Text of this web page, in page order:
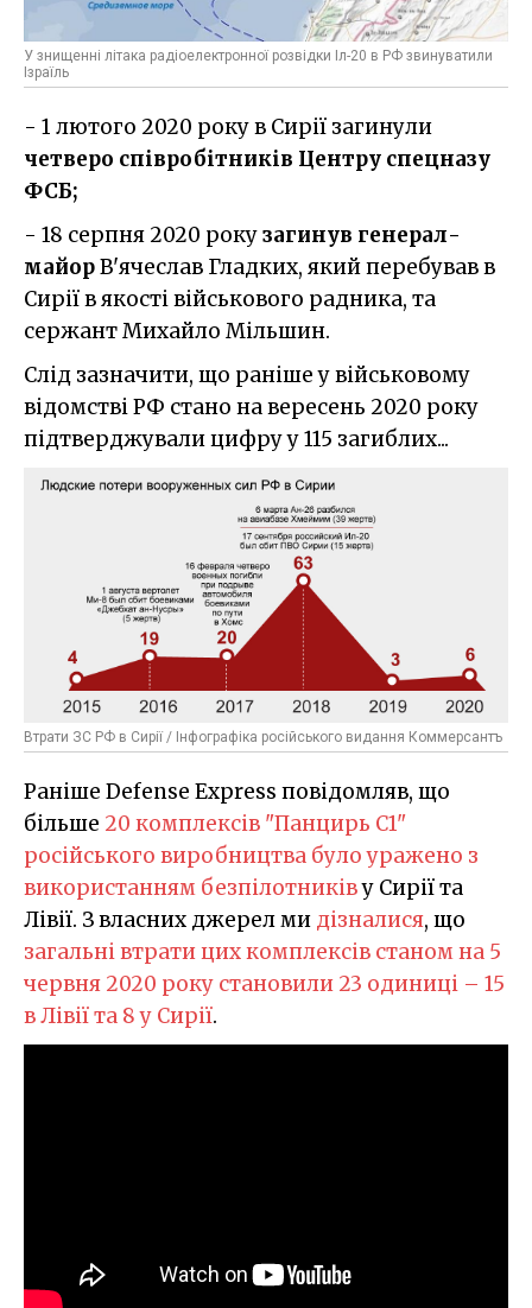
У знищенні літака радіоелектронної розвідки Іл-20 в РФ звинуватили
Ізраїль
- 1 лютого 2020 року в Сирії загинули
четверо співробітників Центру спецназу
ФСБ;
- 18 серпня 2020 рокузагинув генерал-
майорВ'ячеслав Гладких, який перебував в
Сирії в якості військового радника, та
сержант Михайло Мільшин.
Слід зазначити, що раніше у військовому
відомстві РФ стано на вересень 2020 року
підтверджували цифру у 115 загиблих...
Втрати ЗС РФ в Сирії / Інфографіка російського видання Коммерсантъ
Раніше Defense Express повідомляв, що
більше 20 комплексів "Панцирь С1"
російського виробництва було уражено з
використанням безпілотниківу Сирії та
Лівії. З власних джерел ми дізналися, що
загальні втрати цих комплексів станом на 5
червня 2020 року становили 23 одиниці – 15
в Лівії та 8 у Сирії.